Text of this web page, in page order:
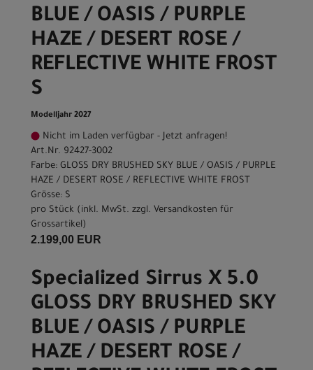
BLUE / OASIS / PURPLE
HAZE / DESERT ROSE /
REFLECTIVE WHITE FROST
S
Modelljahr 2027
Nicht im Laden verfügbar - Jetzt anfragen!
Art.Nr. 92427-3002
Farbe: GLOSS DRY BRUSHED SKY BLUE / OASIS / PURPLE
HAZE / DESERT ROSE / REFLECTIVE WHITE FROST
Grösse: S
pro Stück (inkl. MwSt. zzgl. Versandkosten für
Grossartikel)
2.199,00 EUR
Specialized Sirrus X 5.0
GLOSS DRY BRUSHED SKY
BLUE / OASIS / PURPLE
HAZE / DESERT ROSE /